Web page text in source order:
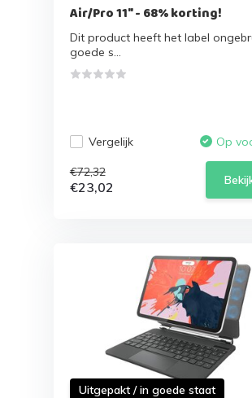
Air/Pro 11" - 68% korting!
Dit product heeft het label
goede s...
Vergelijk Op
€72,32
€23,02
Uitgepakt / in goede staat